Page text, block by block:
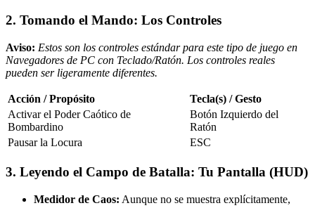
2. Tomando el Mando: Los Controles
Aviso: Estos son los controles estándar para este tipo de juego en
Navegadores de PC con Teclado/Ratón. Los controles reales
pueden ser ligeramente diferentes.
Acción / Propósito
Tecla(s) / Gesto
Activar el Poder Caótico de
Bombardino
Botón Izquierdo del
Ratón
Pausar la Locura
ESC
3. Leyendo el Campo de Batalla: Tu Pantalla (HUD)
Medidor de Caos: Aunque no se muestra explícitamente,